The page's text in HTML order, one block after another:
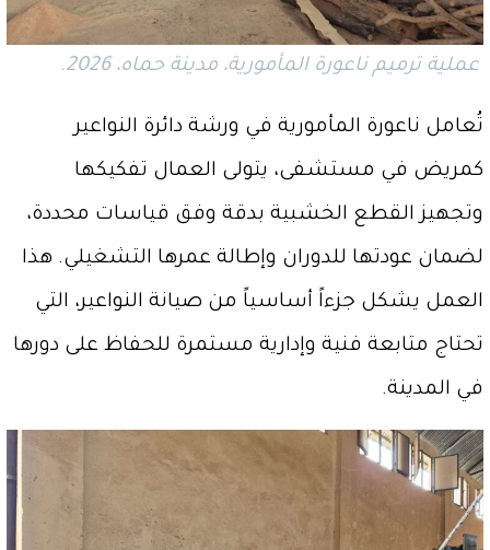
عملية ترميم ناعورة المأمورية، مدينة حماه، 2026.
تُعامل ناعورة المأمورية في ورشة دائرة النواعير
كمريض في مستشفى، يتولى العمال تفكيكها
وتجهيز القطع الخشبية بدقة وفق قياسات محددة،
لضمان عودتها للدوران وإطالة عمرها التشغيلي. هذا
العمل يشكل جزءاً أساسياً من صيانة النواعير، التي
تحتاج متابعة فنية وإدارية مستمرة للحفاظ على دورها
في المدينة.